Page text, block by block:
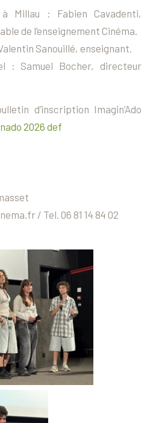
Millau : Fabien Cavadenti,
de l’enseignement Cinéma.
Sanouillé, enseignant.
: Samuel Bocher, directeur
d’inscription Imagin’Ado
2026 def
/ Tel. 06 81 14 84 02